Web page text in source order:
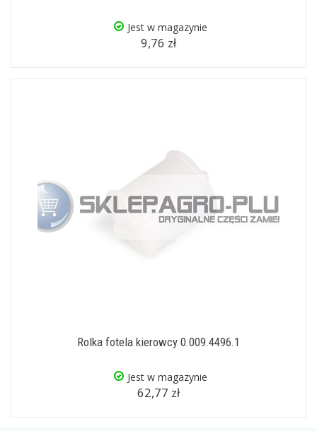
Jest w magazynie
9,76 zł
Rolka fotela kierowcy 0.009.4496.1
Jest w magazynie
62,77 zł